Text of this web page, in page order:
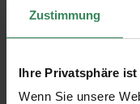
Zustimmung
Ihre Privatsphäre
Wenn Sie unsere
Gestaltung von
zuschneiden und
erstellen. Die
Handwärme. Der